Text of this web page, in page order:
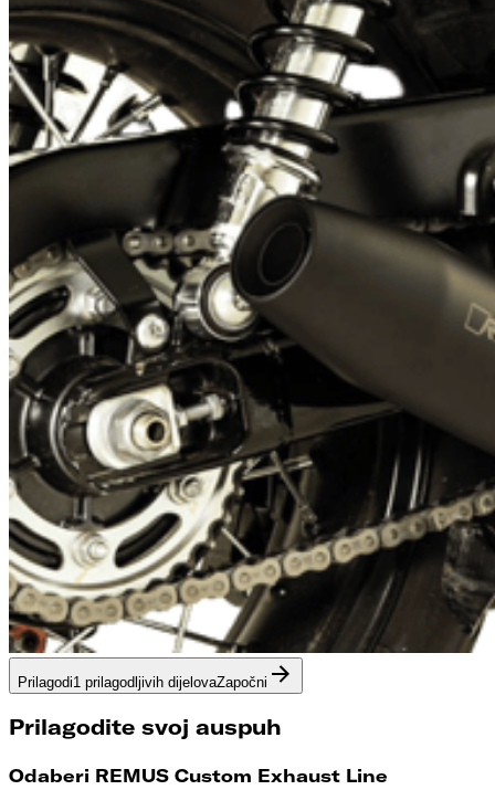
Prilagodi1 prilagodljivih dijelovaZapočni
Prilagodite svoj auspuh
Odaberi REMUS Custom Exhaust Line